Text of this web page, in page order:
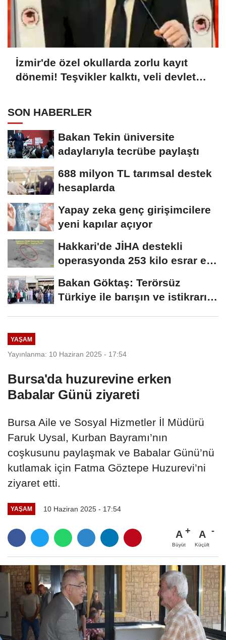
İzmir'de özel okullarda zorlu kayıt
dönemi! Teşvikler kalktı, veli devlet
SON HABERLER
Bakan Tekin üniversite
adaylarıyla tecrübe paylaştı
688 milyon TL tarımsal destek
hesaplarda
Yapay zeka genç girişimcilere
yeni kapılar açıyor
Hakkari'de JİHA destekli
operasyonda 253 kilo esrar ele
Bakan Göktaş: Terörsüz
Türkiye ile barışın ve istikrarın
YAŞAM
Yayınlanma: 10 Haziran 2025 - 17:54
Bursa'da huzurevine erken
Babalar Günü ziyareti
Bursa Aile ve Sosyal Hizmetler İl Müdürü
Faruk Uysal, Kurban Bayramı’nın
coşkusunu paylaşmak ve Babalar Günü’nü
kutlamak için Fatma Göztepe Huzurevi’ni
ziyaret etti.
YAŞAM 10 Haziran 2025 - 17:54
A
Büyüt
A
Küçült